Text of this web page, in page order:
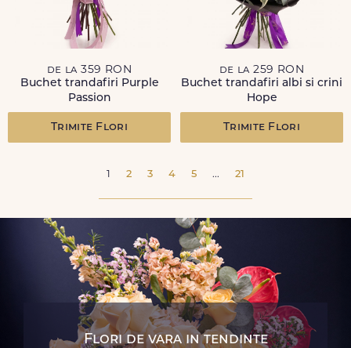
de la 359 RON
Buchet trandafiri Purple
Passion
Trimite Flori
de la 259 RON
Buchet trandafiri albi si crini
Hope
Trimite Flori
1 2 3 4 5 ... 21
Flori de vara in tendinte